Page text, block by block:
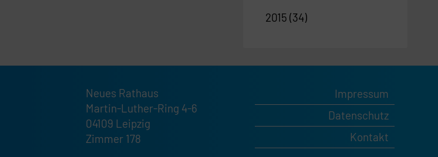
2015 (34)
Neues Rathaus
Martin-Luther-Ring 4-6
04109 Leipzig
Zimmer 178
Impressum
Datenschutz
Kontakt